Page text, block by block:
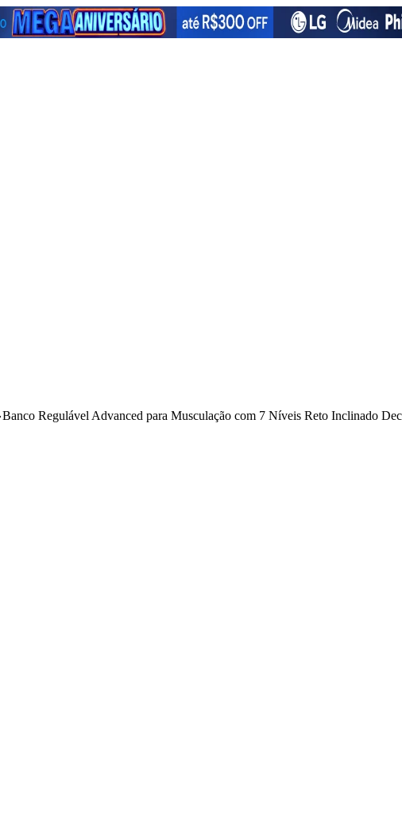
Banco Regulável Advanced para Musculação com 7 Níveis Reto Inclinado